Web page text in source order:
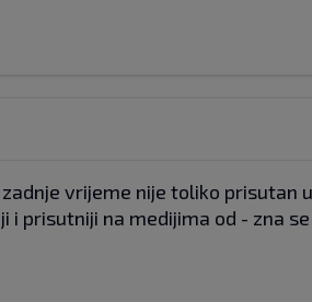
vrijeme nije toliko prisutan
i prisutniji na medijima od - zna